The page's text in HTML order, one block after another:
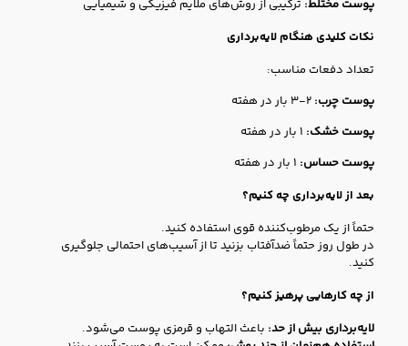
پوست مختلط: ترکیبی از روش‌های ملایم فیزیکی و شیمیایی
نکات کلیدی هنگام لایه‌برداری
تعداد دفعات مناسب:
پوست چرب:
پوست خشک:
پوست حساس:
بعد از لایه‌برداری چه کنیم؟
حتماً از یک مرطوب‌کننده قوی استفاده کنید.
در طول روز حتماً ضدآفتاب بزنید تا از آسیب‌های احتمالی جلوگیری
کنید.
از چه کارهایی پرهیز کنیم؟
لایه‌برداری بیش از حد: باعث التهاب و قرمزی پوست می‌شود.